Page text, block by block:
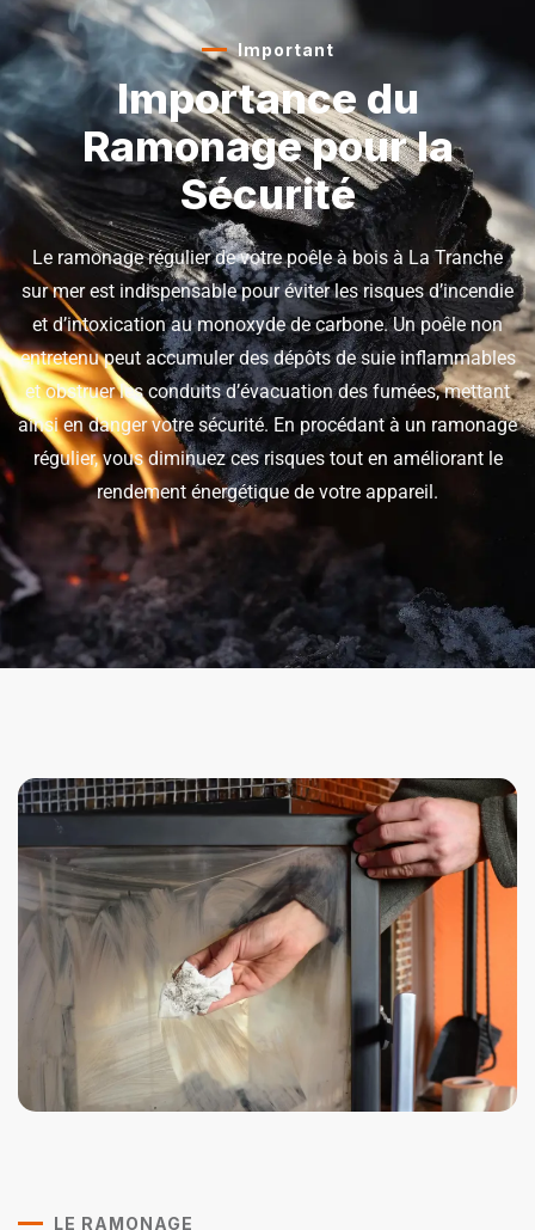
Important
Importance du
Ramonagepour la
Sécurité
Le ramonage régulier de votre poêle à bois à La Tranche
sur mer est indispensable pour éviter les risques d’incendie
et d’intoxication au monoxyde de carbone. Un poêle non
entretenu peut accumuler des dépôts de suie inflammables
et obstruer les conduits d’évacuation des fumées, mettant
ainsi en danger votre sécurité. En procédant à un ramonage
régulier, vous diminuez ces risques tout en améliorant le
rendement énergétique de votre appareil.
LE RAMONAGE